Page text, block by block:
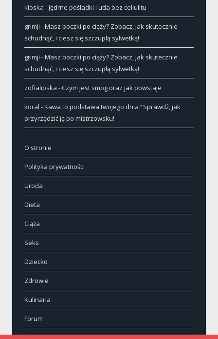
kloska -Jędrne pośladki i uda bez cellulitu
grimji -Masz boczki po ciąży? Zobacz, jak skutecznie
schudnąć, i ciesz się szczupłą sylwetką!
grimji -Masz boczki po ciąży? Zobacz, jak skutecznie
schudnąć, i ciesz się szczupłą sylwetką!
zofialipska -Czym jest smog oraz jak powstaje
koral -Kawa to podstawa twojego dnia? Sprawdź, jak
przyrządzić ją po mistrzowsku!
O stronie
Polityka prywatności
Uroda
Dieta
Ciąża
Seks
Dziecko
Zdrowie
Kulinaria
Forum